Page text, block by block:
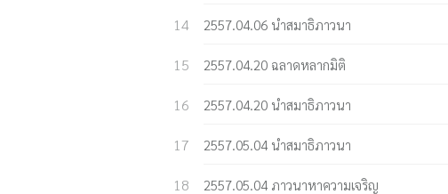
2557.04.06 นำสมาธิภาวนา
2557.04.20 ฉลาดหลากมิติ
2557.04.20 นำสมาธิภาวนา
2557.05.04 นำสมาธิภาวนา
2557.05.04 ภาวนาหาความเจริญ